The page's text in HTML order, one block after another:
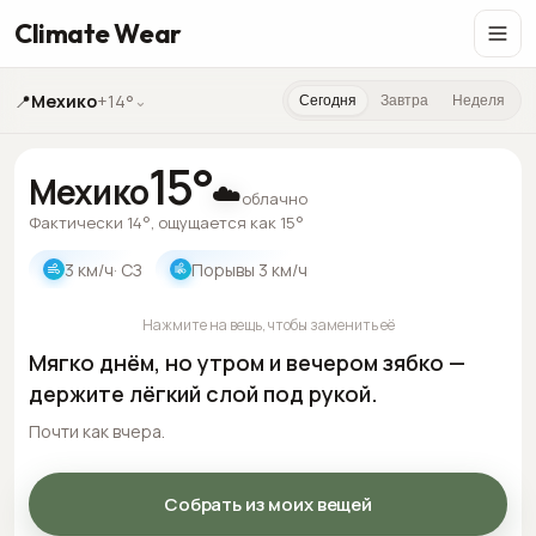
Climate Wear
📍Мехико+14° ⌄ Сегодня Завтра Неделя
Мехико15°☁️облачно
Фактически 14°, ощущается как 15°
3 км/ч· СЗ Порывы 3 км/ч
Мягко днём, но утром и вечером зябко —
держите лёгкий слой под рукой.
Почти как вчера.
Собрать из моих вещей
Нажмите на вещь, чтобы заменить её